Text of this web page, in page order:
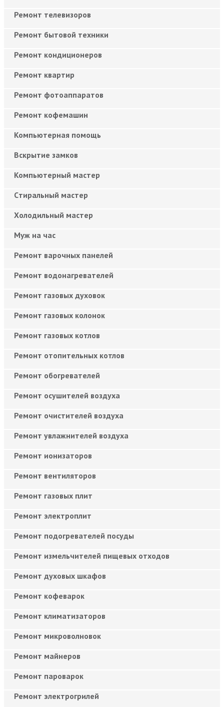
Ремонт телевизоров
Ремонт бытовой техники
Ремонт кондиционеров
Ремонт квартир
Ремонт фотоаппаратов
Ремонт кофемашин
Компьютерная помощь
Вскрытие замков
Компьютерный мастер
Cтиральный мастер
Холодильный мастер
Муж на час
Ремонт варочных панелей
Ремонт водонагревателей
Ремонт газовых духовок
Ремонт газовых колонок
Ремонт газовых котлов
Ремонт отопительных котлов
Ремонт обогревателей
Ремонт осушителей воздуха
Ремонт очистителей воздуха
Ремонт увлажнителей воздуха
Ремонт ионизаторов
Ремонт вентиляторов
Ремонт газовых плит
Ремонт электроплит
Ремонт подогревателей посуды
Ремонт измельчителей пищевых отходов
Ремонт духовых шкафов
Ремонт кофеварок
Ремонт климатизаторов
Ремонт микроволновок
Ремонт майнеров
Ремонт пароварок
Ремонт электрогрилей